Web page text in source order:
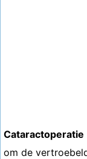
Cataractoperatie
om de